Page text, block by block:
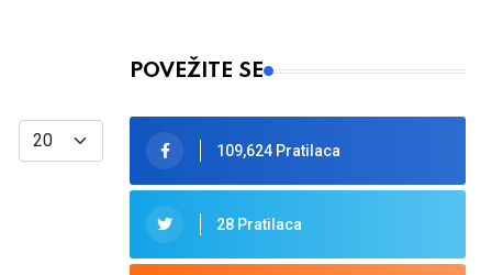
Display #
POVEŽITE SE
109,624 Pratilaca
28 Pratilaca